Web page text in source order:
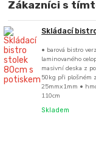
Zákazníci s
Skládací
• barová bistro
laminovaného
masivní deska z
50kg při plošném
25mmx1mm •
110cm
Skladem